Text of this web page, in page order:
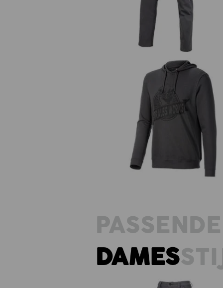
Hoody-Sweatshirt e.s.iconic
PASSENDE
DAMES